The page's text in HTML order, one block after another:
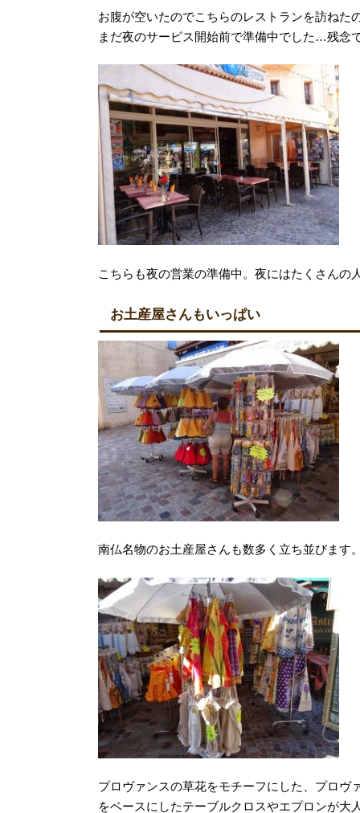
お腹が空いたのでこちらのレストランを訪ねた
まだ夜のサービス開始前で準備中でした…残念
こちらも夜の営業の準備中。夜にはたくさんの
お土産屋さんもいっぱい
南仏名物のお土産屋さんも数多く立ち並びます。
プロヴァンスの草花をモチーフにした、プロヴ
をベースにしたテーブルクロスやエプロンが大